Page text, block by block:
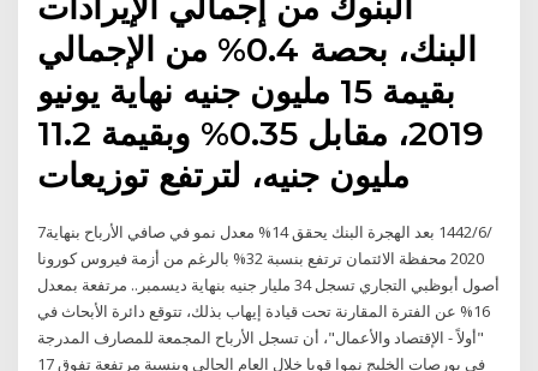
البنك، بحصة 0.4% من الإجمالي
بقيمة 15 مليون جنيه نهاية يونيو
2019، مقابل 0.35% وبقيمة 11.2
مليون جنيه، لترتفع توزيعات
7‏‏/6‏‏/1442 بعد الهجرة البنك يحقق 14% معدل نمو في صافي الأرباح بنهاية
2020 محفظة الائتمان ترتفع بنسبة 32% بالرغم من أزمة فيروس كورونا
أصول أبوظبي التجاري تسجل 34 مليار جنيه بنهاية ديسمبر.. مرتفعة بمعدل
16% عن الفترة المقارنة تحت قيادة إيهاب بذلك، تتوقع دائرة الأبحاث في
"أولاً - الإقتصاد والأعمال"، أن تسجل الأرباح المجمعة للمصارف المدرجة
في بورصات الخليج نموا قويا خلال العام الحالي وبنسبة مرتفعة تفوق 17